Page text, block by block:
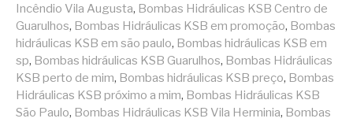
Incêndio Vila Augusta, Bombas Hidráulicas KSB Centro de
Guarulhos, Bombas Hidráulicas KSB em promoção, Bombas
hidráulicas KSB em são paulo, Bombas hidráulicas KSB em
sp, Bombas hidráulicas KSB Guarulhos, Bombas Hidráulicas
KSB perto de mim, Bombas hidráulicas KSB preço, Bombas
Hidráulicas KSB próximo a mim, Bombas Hidráulicas KSB
São Paulo, Bombas Hidráulicas KSB Vila Herminia, Bombas